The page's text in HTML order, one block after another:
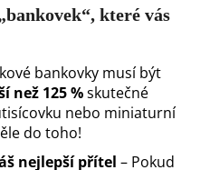
které vás
bankovky musí být
než 125 %skutečné
nebo miniaturní
do toho!
nejlepší přítel – Pokud